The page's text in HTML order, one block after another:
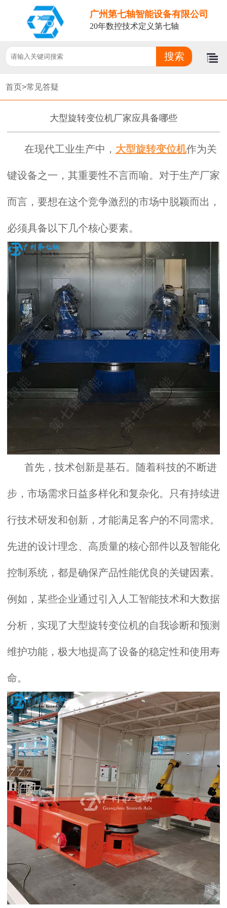
广州第七轴智能设备有限公司
20年数控技术定义第七轴
首页>常见答疑
大型旋转变位机厂家应具备哪些
在现代工业生产中， 大型旋转变位机作为关
键设备之一，其重要性不言而喻。对于生产厂家
而言，要想在这个竞争激烈的市场中脱颖而出，
必须具备以下几个核心要素。
首先，技术创新是基石。随着科技的不断进
步，市场需求日益多样化和复杂化。只有持续进
行技术研发和创新，才能满足客户的不同需求。
先进的设计理念、高质量的核心部件以及智能化
控制系统，都是确保产品性能优良的关键因素。
例如，某些企业通过引入人工智能技术和大数据
分析，实现了大型旋转变位机的自我诊断和预测
维护功能，极大地提高了设备的稳定性和使用寿
命。